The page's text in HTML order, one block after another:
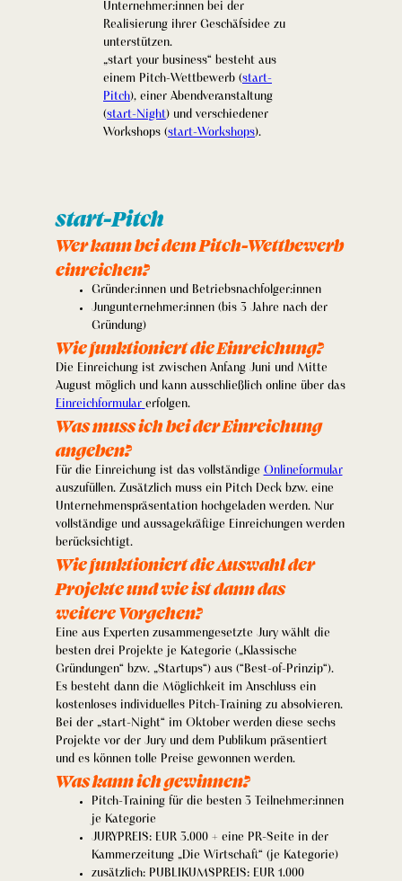
Unternehmer:innen bei der
Realisierung ihrer Geschäfsidee zu
unterstützen.
„start your business“ besteht aus
einem Pitch-Wettbewerb (start-
Pitch), einer Abendveranstaltung
(start-Night) und verschiedener
Workshops (start-Workshops).
start-Pitch
Wer kann bei dem Pitch-Wettbewerb
einreichen?
Gründer:innen und Betriebsnachfolger:innen
Jungunternehmer:innen (bis 3 Jahre nach der
Gründung)
Wie funktioniert die Einreichung?
Die Einreichung ist zwischen Anfang Juni und Mitte
August möglich und kann ausschließlich online über das
Einreichformular erfolgen.
Was muss ich bei der Einreichung
angeben?
Für die Einreichung ist das vollständige Onlineformular
auszufüllen. Zusätzlich muss ein Pitch Deck bzw. eine
Unternehmenspräsentation hochgeladen werden. Nur
vollständige und aussagekräftige Einreichungen werden
berücksichtigt.
Wie funktioniert die Auswahl der
Projekte und wie ist dann das
weitere Vorgehen?
Eine aus Experten zusammengesetzte Jury wählt die
besten drei Projekte je Kategorie („Klassische
Gründungen“ bzw. „Startups“) aus (“Best-of-Prinzip“).
Es besteht dann die Möglichkeit im Anschluss ein
kostenloses individuelles Pitch-Training zu absolvieren.
Bei der „start-Night“ im Oktober werden diese sechs
Projekte vor der Jury und dem Publikum präsentiert
und es können tolle Preise gewonnen werden.
Was kann ich gewinnen?
Pitch-Training für die besten 3 Teilnehmer:innen
je Kategorie
JURYPREIS: EUR 3.000 + eine PR-Seite in der
Kammerzeitung „Die Wirtschaft“ (je Kategorie)
zusätzlich: PUBLIKUMSPREIS: EUR 1.000